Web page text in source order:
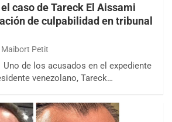
caso de Tareck El Aissami
de culpabilidad en tribunal
Maibort Petit
de los acusados en el expediente
venezolano, Tareck…